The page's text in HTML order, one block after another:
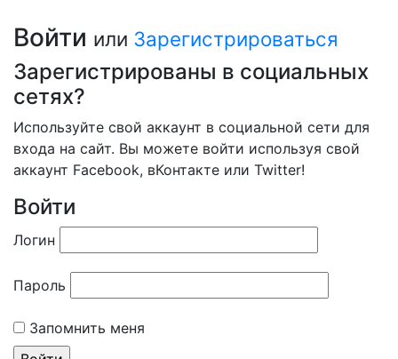
Войти или Зарегистрироваться
Зарегистрированы в социальных
сетях?
Используйте свой аккаунт в социальной сети для
входа на сайт. Вы можете войти используя свой
аккаунт Facebook, вКонтакте или Twitter!
Войти
Логин
Пароль
Запомнить меня